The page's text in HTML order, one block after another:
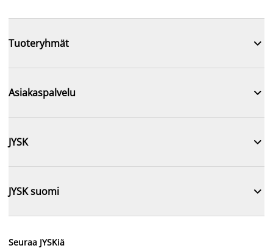
Tuoteryhmät 
Asiakaspalvelu 
JYSK 
JYSK suomi 
Seuraa JYSKiä